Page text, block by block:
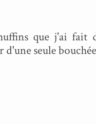
que j'ai fait
seule